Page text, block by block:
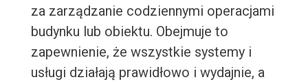
za zarządzanie codziennymi operacjami
budynku lub obiektu. Obejmuje to
zapewnienie, że wszystkie systemy i
usługi działają prawidłowo i wydajnie, a